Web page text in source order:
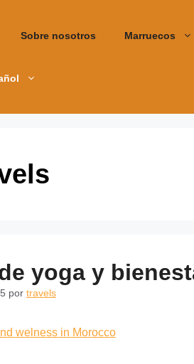
Sobre nosotros Marruecos
yoga y
por travels